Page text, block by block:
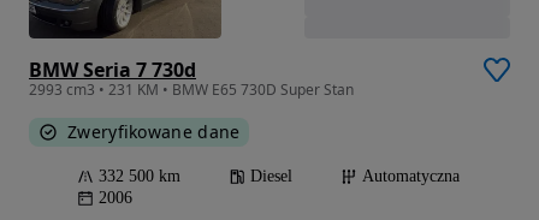
BMW Seria 7 730d
2993 cm3 • 231 KM • BMW E65 730D Super Stan
Zweryfikowane dane
332 500 km Diesel
Automatyczna
2006